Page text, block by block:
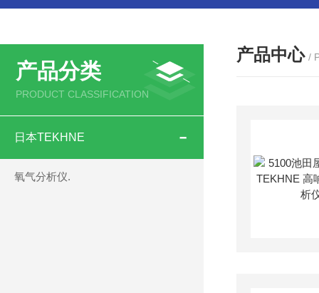
产品分类
PRODUCT CLASSIFICATION
日本TEKHNE
氧气分析仪.
产品中心 /